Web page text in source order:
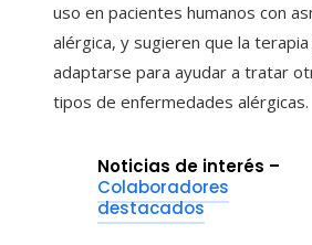
uso en pacientes humanos con
alérgica, y sugieren que la
adaptarse para ayudar a tratar
tipos de enfermedades alérgicas.
Noticias de interés –
Colaboradores
destacados